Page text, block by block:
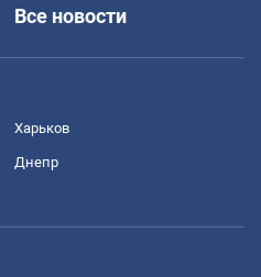
Все новости
Харьков
Днепр